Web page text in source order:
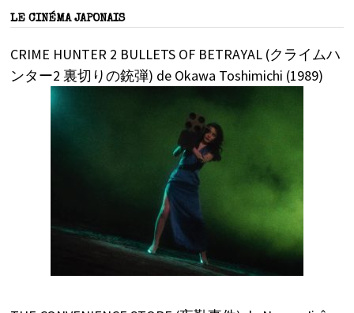
LE CINÉMA JAPONAIS
CRIME HUNTER 2 BULLETS OF BETRAYAL (クライムハ
ンター2 裏切りの銃弾) de Okawa Toshimichi (1989)